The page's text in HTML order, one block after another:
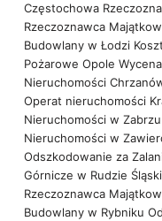
Częstochowa
Rzeczoznawca
Budowlany w Łodzi
Pożarowe Opole
Nieruchomości
Operat nieruchomości
Nieruchomości w Zabrzu
Nieruchomości w
Odszkodowanie za
Górnicze w Rudzie
Rzeczoznawca
Budowlany w Rybniku